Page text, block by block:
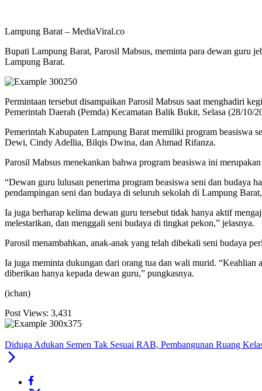
Lampung Barat – MediaViral.co
Bupati Lampung Barat, Parosil Mabsus, meminta para dewan guru
Lampung Barat.
Permintaan tersebut disampaikan Parosil Mabsus saat menghadiri
Pemerintah Daerah (Pemda) Kecamatan Balik Bukit, Selasa (28/10/
Pemerintah Kabupaten Lampung Barat memiliki program beasiswa
Dewi, Cindy Adellia, Bilqis Dwina, dan Ahmad Rifanza.
Parosil Mabsus menekankan bahwa program beasiswa ini
“Dewan guru lulusan penerima program beasiswa seni dan budaya
pendampingan seni dan budaya di seluruh sekolah di Lampung
Ia juga berharap kelima dewan guru tersebut tidak hanya aktif
melestarikan, dan menggali seni budaya di tingkat pekon,” jelasnya.
Parosil menambahkan, anak-anak yang telah dibekali seni budaya
Ia juga meminta dukungan dari orang tua dan wali murid. “Keahlian
diberikan hanya kepada dewan guru,” pungkasnya.
(ichan)
Post Views: 3,431
Diduga Adukan Semen Tak Sesuai RAB, Pembangunan Ruang